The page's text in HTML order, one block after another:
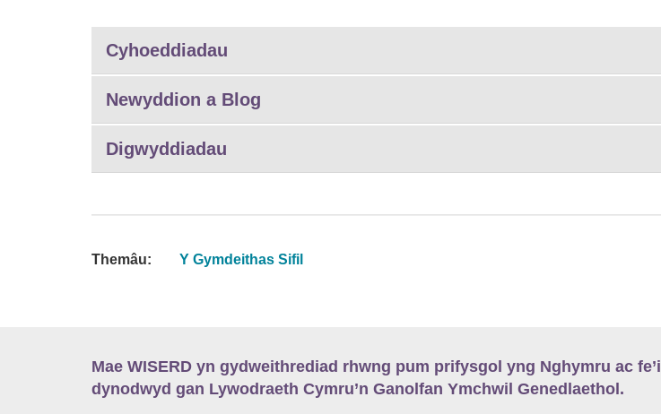
Cyhoeddiadau
Newyddion a Blog
Digwyddiadau
Themâu: Y Gymdeithas Sifil
Mae WISERD yn gydweithrediad rhwng pum prifysgol yng Nghymru ac fe’i
dynodwyd gan Lywodraeth Cymru’n Ganolfan Ymchwil Genedlaethol.